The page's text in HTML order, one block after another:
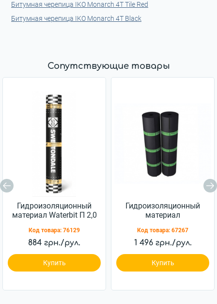
Битумная черепица IKO Monarch 4T Tile Red
Битумная черепица IKO Monarch 4T Black
Сопутствующие товары
Гидроизоляционный
материал Waterbit П 2,0
Код товара: 76129
884 грн./рул.
Купить
Гидроизоляционный
материал
Код товара: 67267
1 496 грн./рул.
Купить